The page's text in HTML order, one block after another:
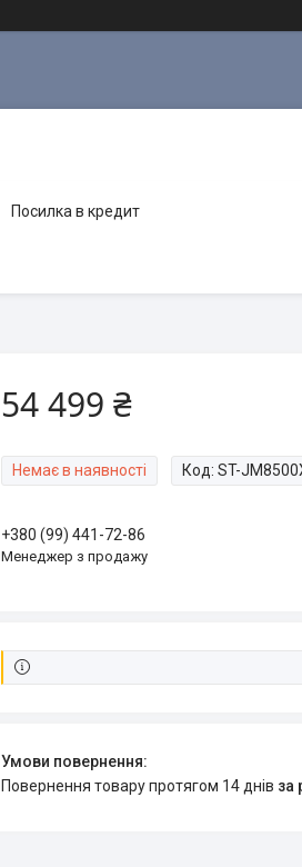
Посилка в кредит
54 499 ₴
Немає в наявності Код: ST-
+380 (99) 441-72-86
Менеджер з продажу
повернення товару протягом 14 днів за